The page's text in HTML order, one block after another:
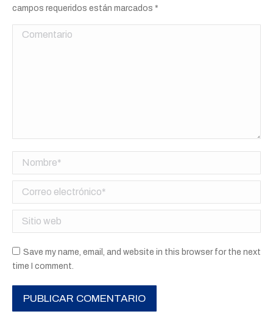
campos requeridos están marcados *
Comentario
Nombre *
Correo electrónico *
Sitio web
Save my name, email, and website in this browser for the next
time I comment.
PUBLICAR COMENTARIO